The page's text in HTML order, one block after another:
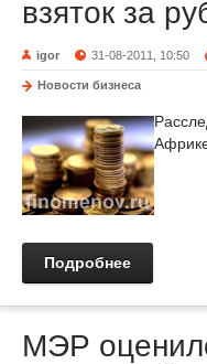
взяток за
igor 31-08-2011, 10:50
Новости бизнеса
Подробнее
МЭР